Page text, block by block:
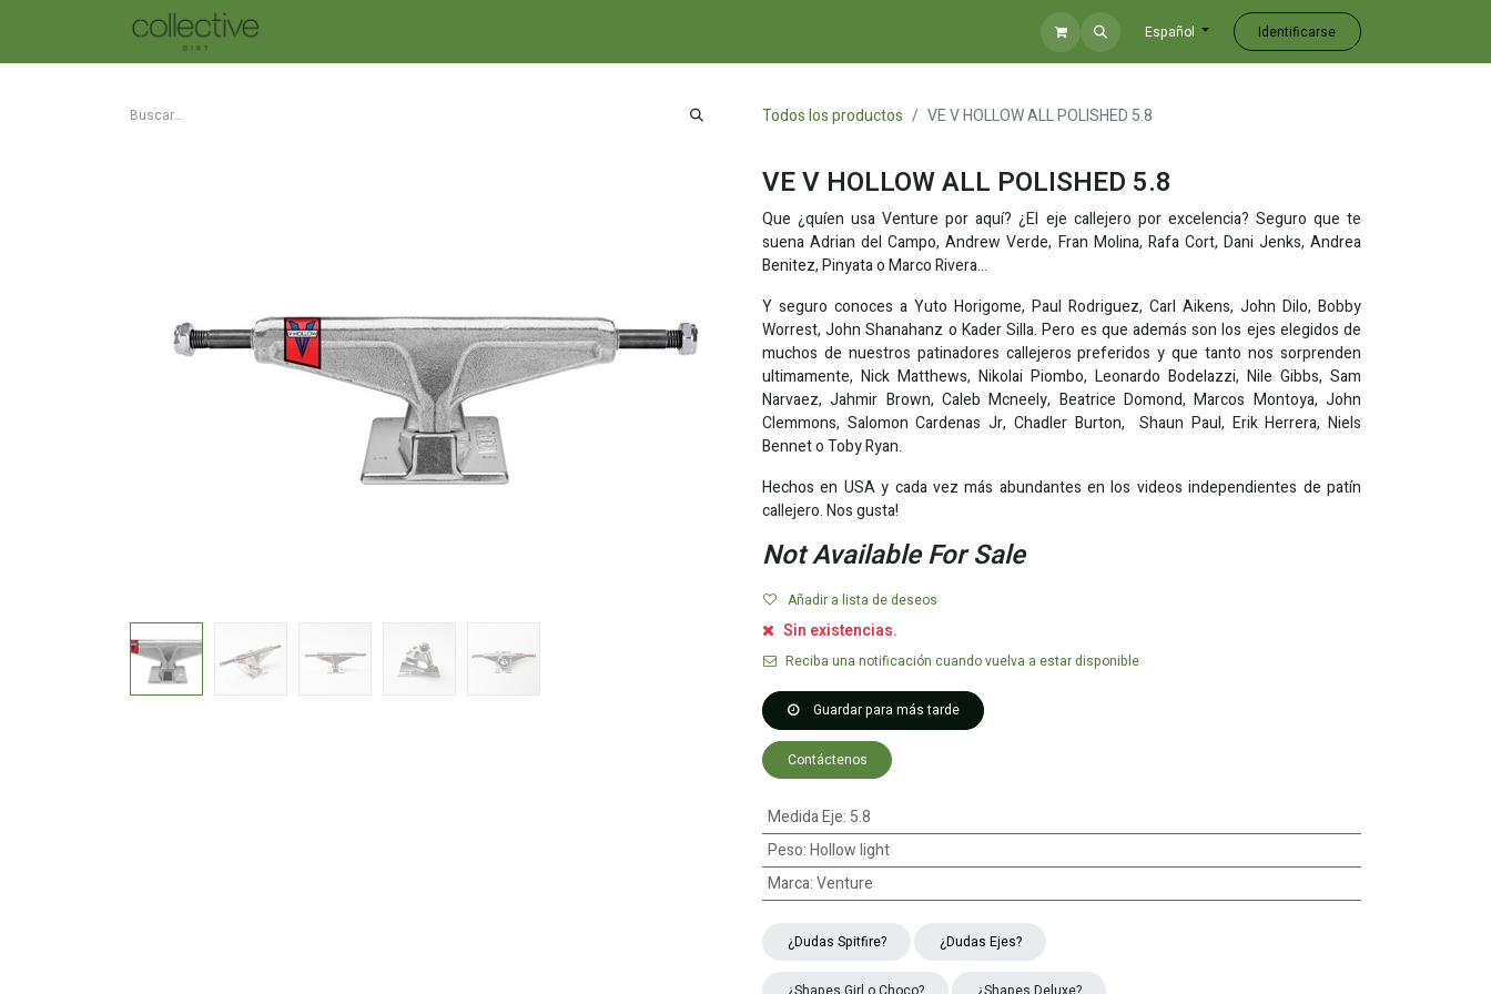
Español Identificarse
Todos los productos VE V HOLLOW ALL POLISHED 5.8
VE V HOLLOW ALL POLISHED 5.8
Que ¿quíen usa Venture por aquí? ¿El eje callejero por excelencia? Seguro que te
suena Adrian del Campo, Andrew Verde, Fran Molina, Rafa Cort, Dani Jenks, Andrea
Benitez, Pinyata o Marco Rivera...
Y seguro conoces a Yuto Horigome, Paul Rodriguez, Carl Aikens, John Dilo, Bobby
Worrest, John Shanahanz o Kader Silla. Pero es que además son los ejes elegidos de
muchos de nuestros patinadores callejeros preferidos y que tanto nos sorprenden
ultimamente, Nick Matthews, Nikolai Piombo, Leonardo Bodelazzi, Nile Gibbs, Sam
Narvaez, Jahmir Brown, Caleb Mcneely, Beatrice Domond, Marcos Montoya, John
Clemmons, Salomon Cardenas Jr, Chadler Burton, Shaun Paul, Erik Herrera, Niels
Bennet o Toby Ryan.
Hechos en USA y cada vez más abundantes en los videos independientes de patín
callejero. Nos gusta!
Not Available For Sale
Añadir a lista de deseos
Sin existencias.
Reciba una notificación cuando vuelva a estar disponible
Guardar para más tarde
Contáctenos
Medida Eje: 5.8
Peso:Hollow light
Marca:Venture
¿Dudas ​​​​Spitfire? ¿Dudas Ejes?